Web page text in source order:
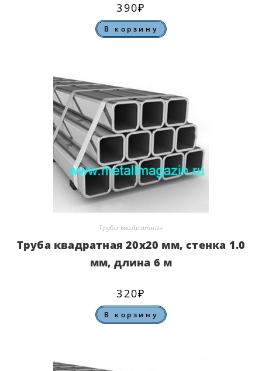
390₽
В корзину
Труба квадратная
Труба квадратная 20х20 мм, стенка 1.0
мм, длина 6 м
320₽
В корзину